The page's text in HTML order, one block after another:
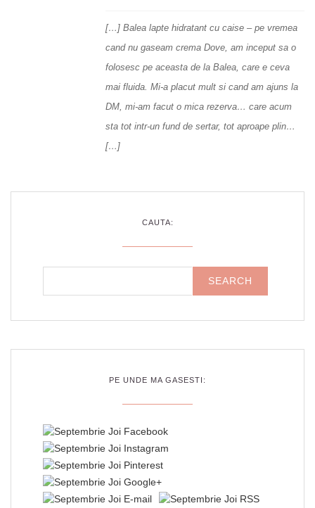
[…] Balea lapte hidratant cu caise – pe vremea
cand nu gaseam crema Dove, am inceput sa o
folosesc pe aceasta de la Balea, care e ceva
mai fluida. Mi-a placut mult si cand am ajuns la
DM, mi-am facut o mica rezerva… care acum
sta tot intr-un fund de sertar, tot aproape plin…
[…]
CAUTA:
PE UNDE MA GASESTI: